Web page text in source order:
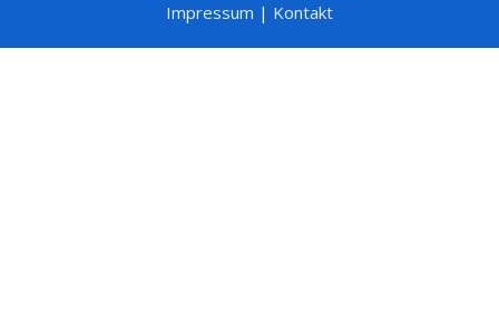
Impressum | Kontakt